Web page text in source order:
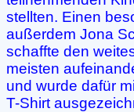
stellten. Einen
außerdem Jona
schaffte den
meisten
und wurde dafür
T-Shirt